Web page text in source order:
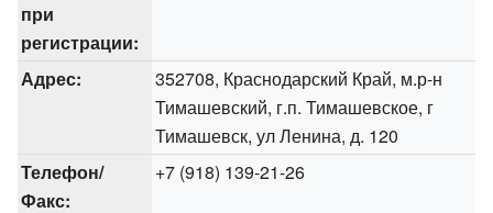
при
регистрации:
Адрес:
352708, Краснодарский Край, м.р-н
Тимашевский, г.п. Тимашевское, г
Тимашевск, ул Ленина, д. 120
Телефон/
Факс:
+7 (918) 139-21-26